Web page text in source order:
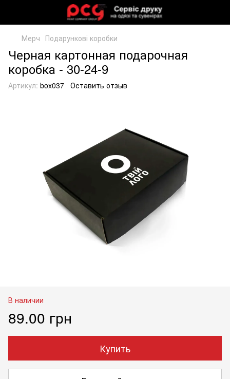
Мерч Подарункові коробки
Черная картонная подарочная
коробка - 30-24-9
Артикул: box037 Оставить отзыв
В наличии
89.00 грн
Купить